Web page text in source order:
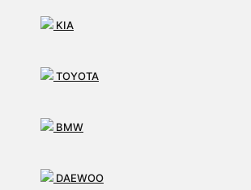
KIA
TOYOTA
BMW
DAEWOO